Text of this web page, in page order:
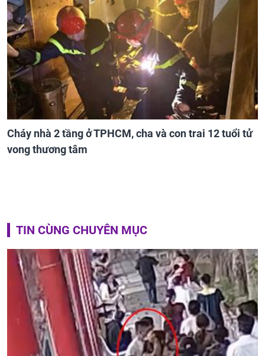
Cháy nhà 2 tầng ở TPHCM, cha và con trai 12 tuổi tử
vong thương tâm
TIN CÙNG CHUYÊN MỤC